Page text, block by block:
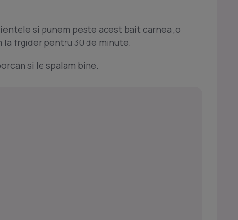
si punem peste acest bait carnea ,o
la frgider pentru 30 de minute.
si le spalam bine.